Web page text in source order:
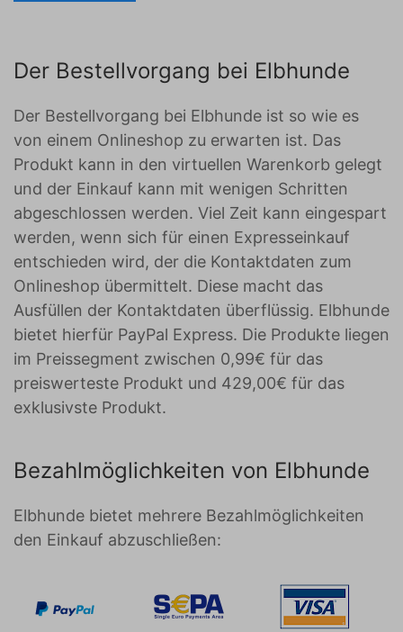
Der Bestellvorgang bei Elbhunde
Der Bestellvorgang bei Elbhunde ist so wie es
von einem Onlineshop zu erwarten ist. Das
Produkt kann in den virtuellen Warenkorb gelegt
und der Einkauf kann mit wenigen Schritten
abgeschlossen werden. Viel Zeit kann eingespart
werden, wenn sich für einen Expresseinkauf
entschieden wird, der die Kontaktdaten zum
Onlineshop übermittelt. Diese macht das
Ausfüllen der Kontaktdaten überflüssig. Elbhunde
bietet hierfür PayPal Express. Die Produkte liegen
im Preissegment zwischen 0,99€ für das
preiswerteste Produkt und 429,00€ für das
exklusivste Produkt.
Bezahlmöglichkeiten von Elbhunde
Elbhunde bietet mehrere Bezahlmöglichkeiten
den Einkauf abzuschließen: